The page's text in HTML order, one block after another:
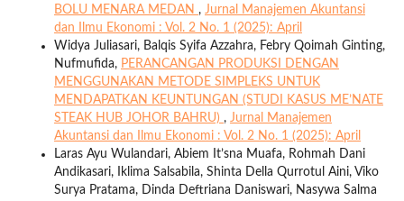
BOLU MENARA MEDAN , Jurnal Manajemen Akuntansi
dan Ilmu Ekonomi : Vol. 2 No. 1 (2025): April
Widya Juliasari, Balqis Syifa Azzahra, Febry Qoimah Ginting,
Nufmufida, PERANCANGAN PRODUKSI DENGAN
MENGGUNAKAN METODE SIMPLEKS UNTUK
MENDAPATKAN KEUNTUNGAN (STUDI KASUS ME’NATE
STEAK HUB JOHOR BAHRU) , Jurnal Manajemen
Akuntansi dan Ilmu Ekonomi : Vol. 2 No. 1 (2025): April
Laras Ayu Wulandari, Abiem It’sna Muafa, Rohmah Dani
Andikasari, Iklima Salsabila, Shinta Della Qurrotul Aini, Viko
Surya Pratama, Dinda Deftriana Daniswari, Nasywa Salma